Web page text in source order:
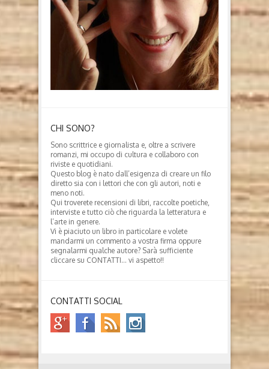
CHI SONO?
Sono scrittrice e giornalista e, oltre a scrivere
romanzi, mi occupo di cultura e collaboro con
riviste e quotidiani.
Questo blog è nato dall’esigenza di creare un filo
diretto sia con i lettori che con gli autori, noti e
meno noti.
Qui troverete recensioni di libri, raccolte poetiche,
interviste e tutto ciò che riguarda la letteratura e
l’arte in genere.
Vi è piaciuto un libro in particolare e volete
mandarmi un commento a vostra firma oppure
segnalarmi qualche autore? Sarà sufficiente
cliccare su CONTATTI… vi aspetto!!
CONTATTI SOCIAL